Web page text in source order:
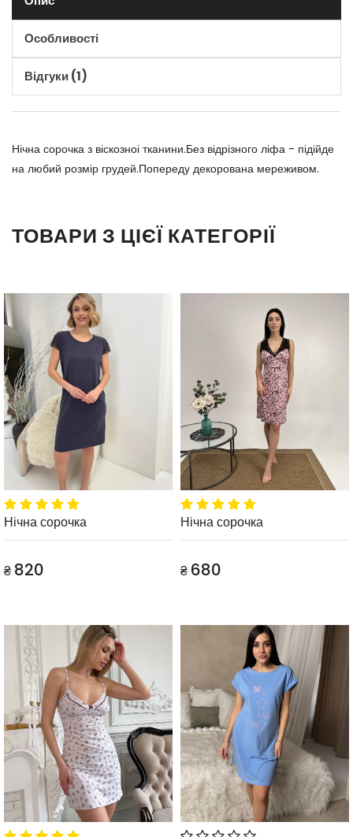
Особливості
Відгуки (1)
Нічна сорочка з віскозноі тканини.Без відрізного ліфа - підійде
на любий розмір грудей.Попереду декорована мереживом.
ТОВАРИ З ЦІЄЇ КАТЕГОРІЇ
Нічна сорочка
₴ 820
Нічна сорочка
₴ 680